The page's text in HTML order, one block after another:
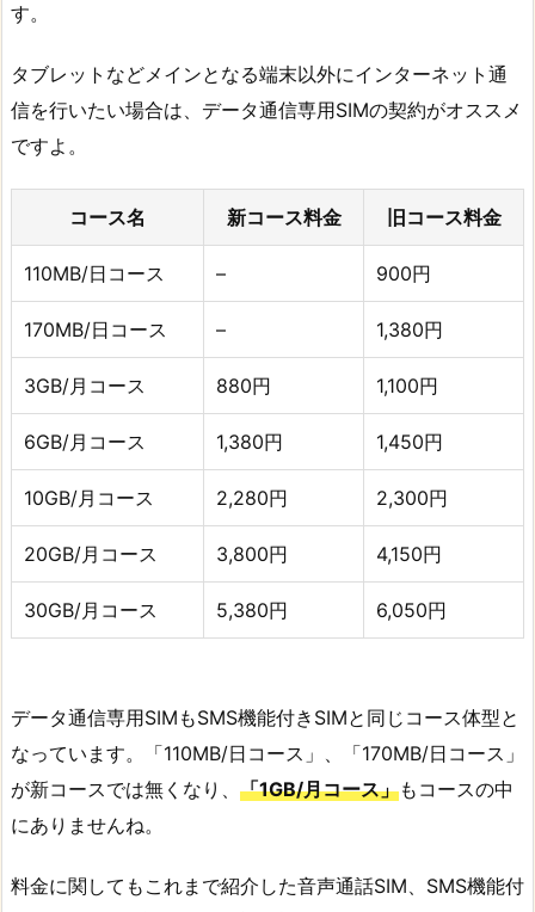
す。
タブレットなどメインとなる端末以外にインターネット通
信を行いたい場合は、データ通信専用SIMの契約がオススメ
ですよ。
コース名 新コース料金 旧コース料金
110MB/日コース – 900円
170MB/日コース – 1,380円
3GB/月コース 880円 1,100円
6GB/月コース 1,380円 1,450円
10GB/月コース 2,280円 2,300円
20GB/月コース 3,800円 4,150円
30GB/月コース 5,380円 6,050円
データ通信専用SIMもSMS機能付きSIMと同じコース体型と
なっています。「110MB/日コース」、「170MB/日コース」
が新コースでは無くなり、 「1GB/月コース」もコースの中
にありませんね。
料金に関してもこれまで紹介した音声通話SIM、SMS機能付